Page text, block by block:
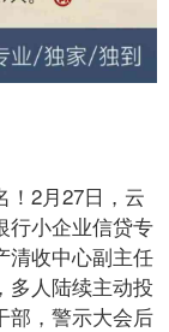
！2月27日，云
行小企业信贷专
清收中心副主任
多人陆续主动投
部，警示大会后